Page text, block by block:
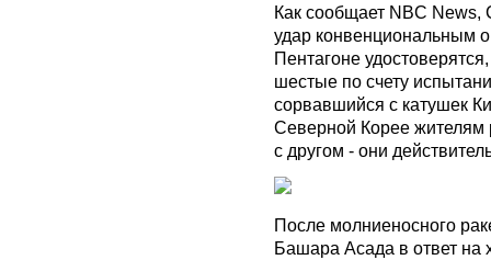
Как сообщает NBC
удар конвенциональным
Пентагоне
шестые по счету
сорвавшийся с катушек
Северной Корее жителям
с другом - они
После молниеносного
Башара Асада в ответ на